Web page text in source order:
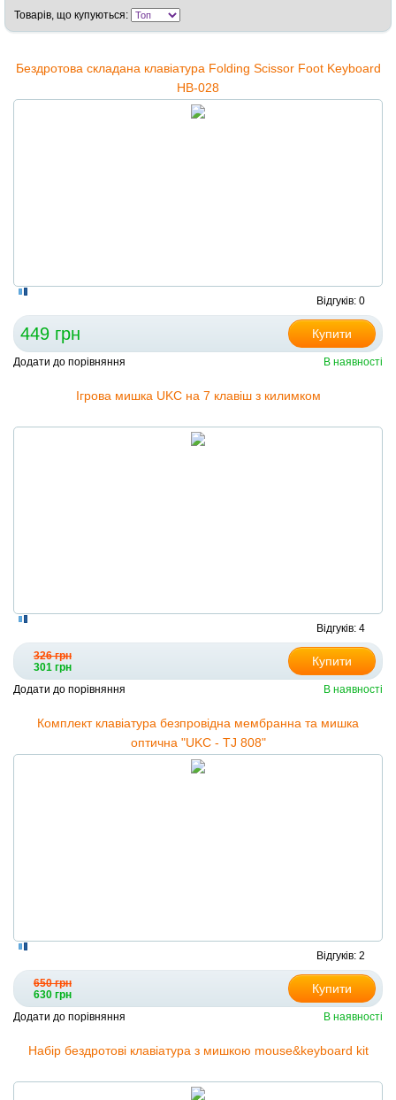
Товарів, що купуються:
Бездротова складана клавіатура Folding Scissor Foot Keyboard
HB-028
Відгуків: 0
449 грн Купити
Додати до порівняння В наявності
Ігрова мишка UKC на 7 клавіш з килимком
Відгуків: 4
326 грн
301 грн
Купити
Додати до порівняння В наявності
Комплект клавіатура безпровідна мембранна та мишка
оптична "UKC - TJ 808"
Відгуків: 2
650 грн
630 грн
Купити
Додати до порівняння В наявності
Набір бездротові клавіатура з мишкою mouse&keyboard kit